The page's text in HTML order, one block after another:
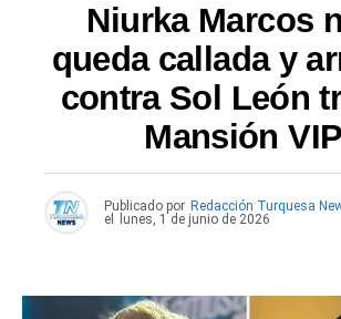
Niurka Marcos
queda callada y
contra Sol León
Mansión
Publicado por Redacción Turquesa
el
lunes, 1 de junio de 2026